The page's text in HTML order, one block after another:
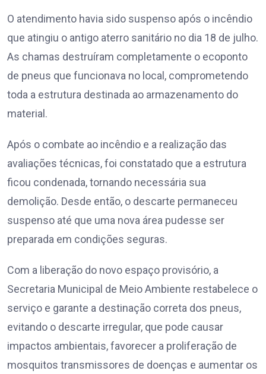
O atendimento havia sido suspenso após o incêndio
que atingiu o antigo aterro sanitário no dia 18 de julho.
As chamas destruíram completamente o ecoponto
de pneus que funcionava no local, comprometendo
toda a estrutura destinada ao armazenamento do
material.
Após o combate ao incêndio e a realização das
avaliações técnicas, foi constatado que a estrutura
ficou condenada, tornando necessária sua
demolição. Desde então, o descarte permaneceu
suspenso até que uma nova área pudesse ser
preparada em condições seguras.
Com a liberação do novo espaço provisório, a
Secretaria Municipal de Meio Ambiente restabelece o
serviço e garante a destinação correta dos pneus,
evitando o descarte irregular, que pode causar
impactos ambientais, favorecer a proliferação de
mosquitos transmissores de doenças e aumentar os